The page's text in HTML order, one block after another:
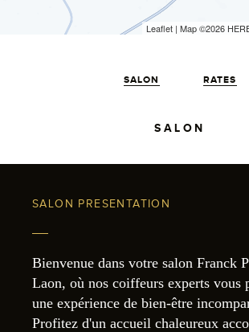
Leaflet | Map ©2026
SALON RATES
SALON
SALON PRESENTATION
Bienvenue dans votre salon Franck
Laon, où nos coiffeurs experts vous
une expérience de bien-être
Profitez d'un accueil chaleureux